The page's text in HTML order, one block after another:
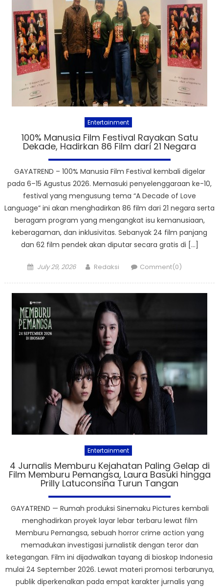
Entertainment
100% Manusia Film Festival Rayakan Satu
Dekade, Hadirkan 86 Film dari 21 Negara
GAYATREND – 100% Manusia Film Festival kembali digelar
pada 6–15 Agustus 2026. Memasuki penyelenggaraan ke-10,
festival yang mengusung tema “A Decade of Love
Language” ini akan menghadirkan 86 film dari 21 negara serta
beragam program yang mengangkat isu kemanusiaan,
keberagaman, dan inklusivitas. Sebanyak 24 film panjang
dan 62 film pendek akan diputar secara gratis di […]
Posted
July 29, 2026 Author
Redaksi Comment(0)
Entertainment
4 Jurnalis Memburu Kejahatan Paling Gelap di
Film Memburu Pemangsa, Laura Basuki hingga
Prilly Latuconsina Turun Tangan
GAYATREND — Rumah produksi Sinemaku Pictures kembali
menghadirkan proyek layar lebar terbaru lewat film
Memburu Pemangsa, sebuah horror crime action yang
memadukan investigasi jurnalistik dengan teror dan
ketegangan. Film ini dijadwalkan tayang di bioskop Indonesia
mulai 24 September 2026. Lewat materi promosi terbarunya,
publik diperkenalkan pada empat karakter jurnalis yang